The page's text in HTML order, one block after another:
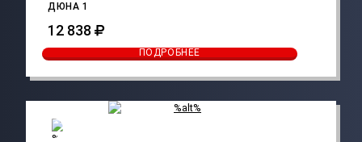
ДЮНА 1
12 838
ПОДРОБНЕЕ